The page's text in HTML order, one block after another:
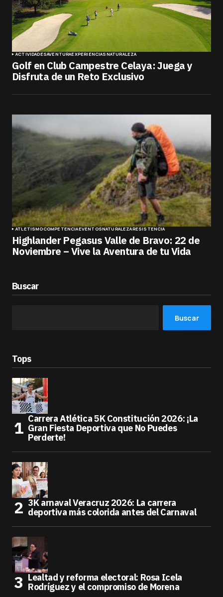
ACTIVIDADESAVENTURAEXPERIENCIASNATURALEZA
Golf en Club Campestre Celaya: Juega y
Disfruta de un Reto Exclusivo
ATLETISMOCOMPETENCIAEVENTOSNATURALEZARESISTENCIA
Highlander Pegasus Valle de Bravo: 22 de
Noviembre – Vive la Aventura de tu Vida
Buscar
Buscar
Tops
Carrera Atlética 5K Constitución 2026: ¡La
Gran Fiesta Deportiva que No Puedes
Perderte!
3K arnaval Veracruz 2026: La carrera
deportiva más colorida antes del Carnaval
Lealtad y reforma electoral: Rosa Icela
Rodríguez y el compromiso de Morena